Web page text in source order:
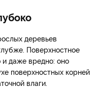
деревьев
Поверхностное
и даже вредно: оно
поверхностных корней
влаги.